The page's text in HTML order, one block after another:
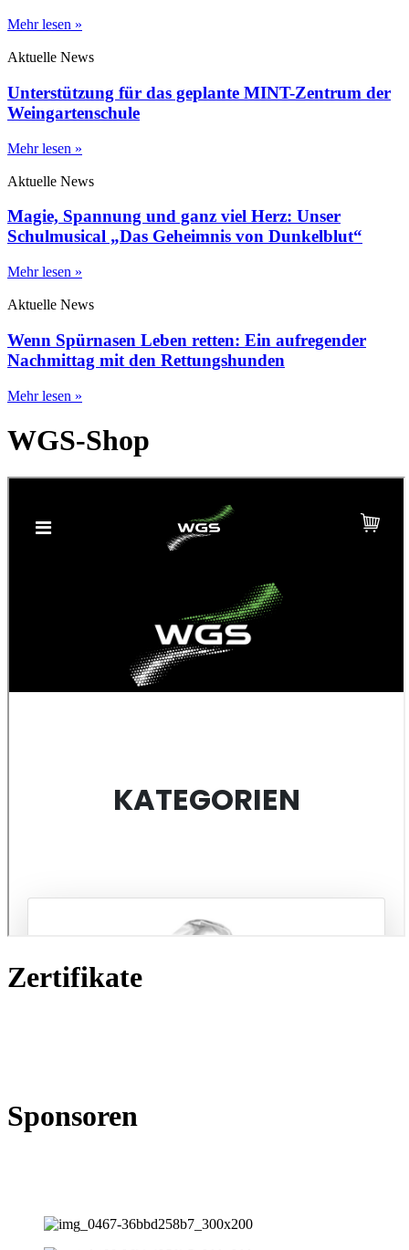
Mehr lesen »
Aktuelle News
Unterstützung für das geplante MINT-Zentrum der
Weingartenschule
Mehr lesen »
Aktuelle News
Magie, Spannung und ganz viel Herz: Unser
Schulmusical „Das Geheimnis von Dunkelblut“
Mehr lesen »
Aktuelle News
Wenn Spürnasen Leben retten: Ein aufregender
Nachmittag mit den Rettungshunden
Mehr lesen »
WGS-Shop
Zertifikate
Sponsoren